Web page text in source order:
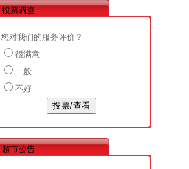
投票调查
您对我们的服务评价？
很满意
一般
不好
超市公告